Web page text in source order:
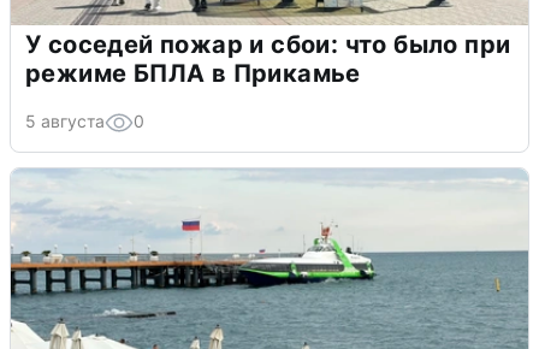
У соседей пожар и сбои: что было при
режиме БПЛА в Прикамье
5 августа 0